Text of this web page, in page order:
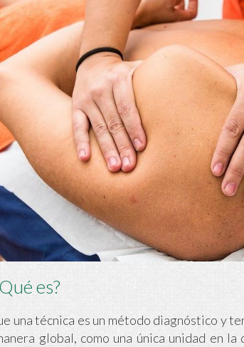
es?
una técnica es un método diagnóstico y
global, como una única unidad en